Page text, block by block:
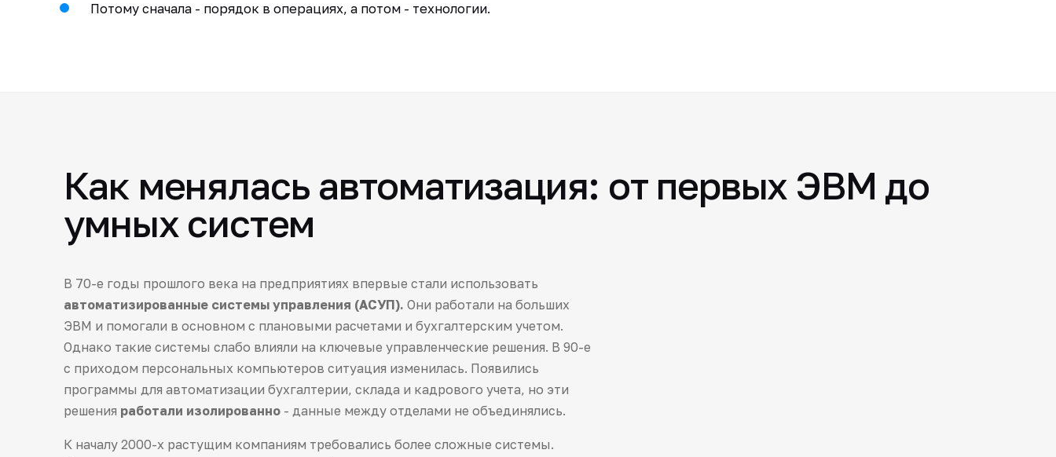
Потому сначала - порядок в операциях, а потом - технологии.
Как менялась автоматизация: от первых ЭВМ до
умных систем
В 70-е годы прошлого века на предприятиях впервые стали использовать
автоматизированные системы управления (АСУП). Они работали на больших
ЭВМ и помогали в основном с плановыми расчетами и бухгалтерским учетом.
Однако такие системы слабо влияли на ключевые управленческие решения. В 90-е
с приходом персональных компьютеров ситуация изменилась. Появились
программы для автоматизации бухгалтерии, склада и кадрового учета, но эти
решения работали изолированно- данные между отделами не объединялись.
К началу 2000-х растущим компаниям требовались более сложные системы.